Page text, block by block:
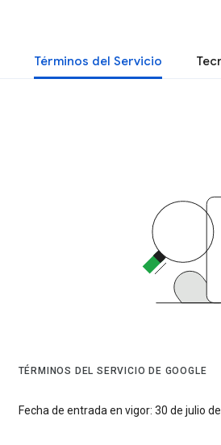
Términos del Servicio
TÉRMINOS DEL SERVICIO DE GOOGLE
Fecha de entrada en vigor: 30 de julio